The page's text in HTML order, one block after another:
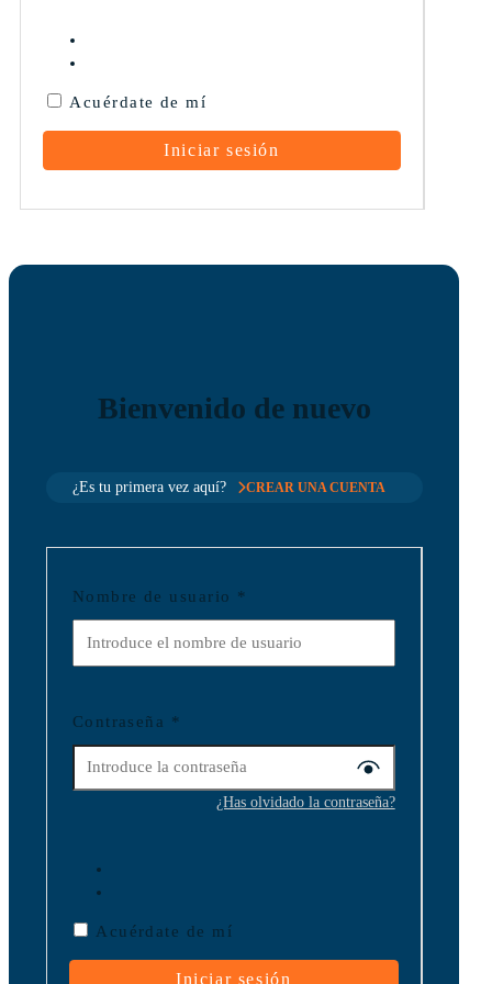
Acuérdate de mí
Bienvenido de nuevo
¿Es tu primera vez aquí? CREAR UNA CUENTA
Nombre de usuario *
Contraseña *
¿Has olvidado la contraseña?
Acuérdate de mí